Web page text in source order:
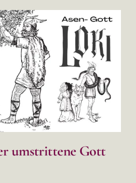
umstrittene Gott